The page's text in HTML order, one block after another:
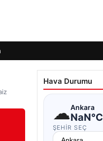
Hava Durumu
☁Ankara
NaN°C
ŞEHIR SEÇ